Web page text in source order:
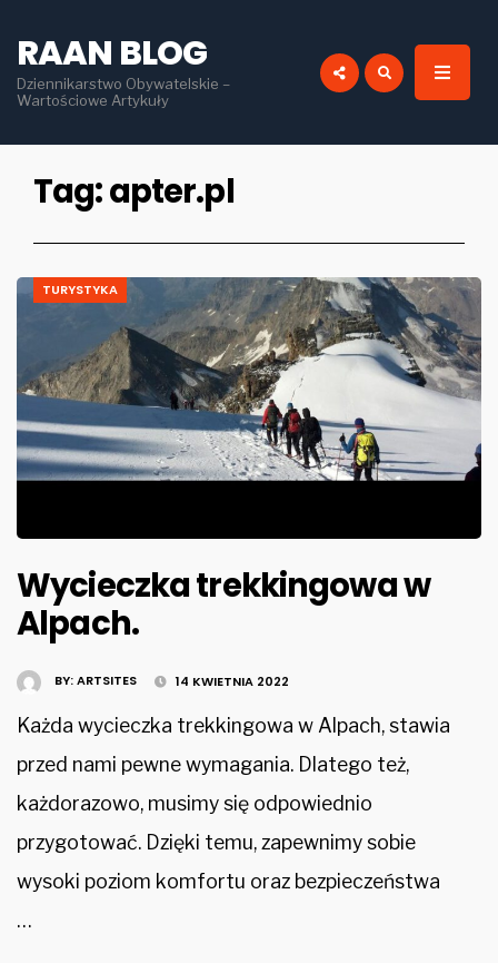
RAAN BLOG
Dziennikarstwo Obywatelskie –
Wartościowe Artykuły
Tag:apter.pl
TURYSTYKA
Wycieczka trekkingowa w
Alpach.
BY:ARTSITES 14 KWIETNIA 2022
Każda wycieczka trekkingowa w Alpach, stawia
przed nami pewne wymagania. Dlatego też,
każdorazowo, musimy się odpowiednio
przygotować. Dzięki temu, zapewnimy sobie
wysoki poziom komfortu oraz bezpieczeństwa
…